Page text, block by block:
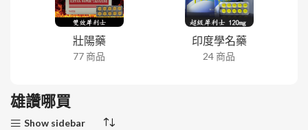
壯陽藥
77 商品
印度學名藥
24 商品
雄讚哪買
Show sidebar